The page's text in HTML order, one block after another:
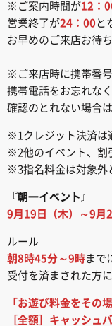
※ご案内時間が12：
営業終了が24：00と
お早めのご来店お待
※ご来店時に携帯番
携帯電話をお忘れな
確認のとれない場合
※1クレジット決済は
※2他のイベント、割
※3指名料金は対象外
『朝一イベント 』
9月19日（木）～9月
ルール
朝8時45分～9時まで
受付を済まされた方
「お遊び料金をその
［全額］キャッシュ